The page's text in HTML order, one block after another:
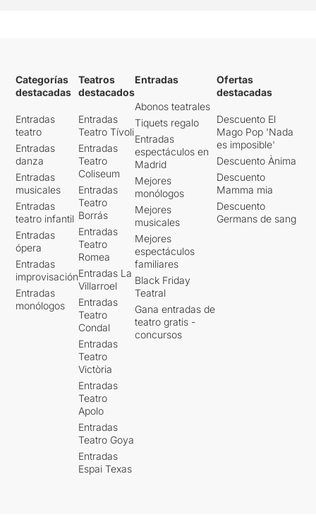
Categorías
destacadas
Entradas
teatro
Entradas
danza
Entradas
musicales
Entradas
teatro infantil
Entradas
ópera
Entradas
improvisación
Entradas
monólogos
Teatros
destacados
Entradas
Teatro Tívoli
Entradas
Teatro
Coliseum
Entradas
Teatro
Borrás
Entradas
Teatro
Romea
Entradas La
Villarroel
Entradas
Teatro
Condal
Entradas
Teatro
Victòria
Entradas
Teatro
Apolo
Entradas
Teatro Goya
Entradas
Espai Texas
Entradas
Abonos teatrales
Tiquets regalo
Entradas
espectáculos en
Madrid
Mejores
monólogos
Mejores
musicales
Mejores
espectáculos
familiares
Black Friday
Teatral
Gana entradas de
teatro gratis -
concursos
Ofertas
destacadas
Descuento El
Mago Pop 'Nada
es imposible'
Descuento Ànima
Descuento
Mamma mia
Descuento
Germans de sang